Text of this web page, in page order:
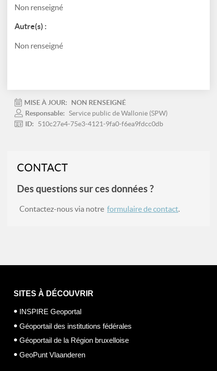
Non renseigné
Autre(s) :
Non renseigné
MISE À JOUR:
NON RENSEIGNÉ
Responsable: Service public de Wallonie (SPW)
ID:
510c27e4-75e3-4121-9fa0-f6ea9fdcc0db
CONTACT
Des questions sur ces données ?
Contactez-nous via notre formulaire de contact.
SITES À DÉCOUVRIR
INSPIRE Geoportal
Géoportail des institutions fédérales
Géoportail de la Région bruxelloise
GeoPunt Vlaanderen